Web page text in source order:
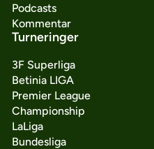
Podcasts
Kommentar
Turneringer
3F Superliga
Betinia LIGA
Premier League
Championship
LaLiga
Bundesliga